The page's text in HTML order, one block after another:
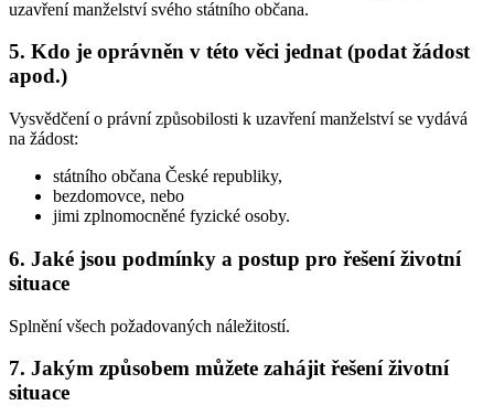
uzavření manželství svého státního občana.
5. Kdo je oprávněn v této věci jednat (podat žádost
apod.)
Vysvědčení o právní způsobilosti k uzavření manželství se vydává
na žádost:
státního občana České republiky,
bezdomovce, nebo
jimi zplnomocněné fyzické osoby.
6. Jaké jsou podmínky a postup pro řešení životní
situace
Splnění všech požadovaných náležitostí.
7. Jakým způsobem můžete zahájit řešení životní
situace